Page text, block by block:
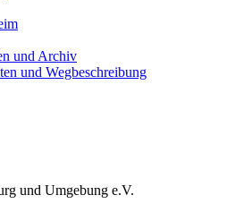
und Archiv
und Wegbeschreibung
und Umgebung e.V.